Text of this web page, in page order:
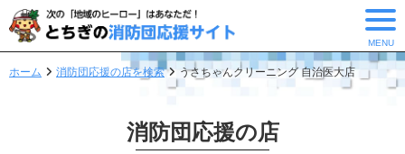
MENU
ホーム 消防団応援の店を検索 うさちゃんクリーニング 自治医大店
消防団応援の店